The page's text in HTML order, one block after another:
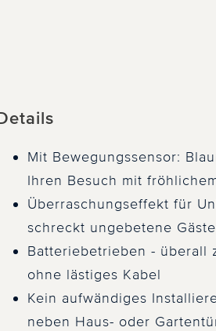
Mit Bewegungssensor:
Ihren Besuch mit
Überraschungseffekt für
schreckt ungebetene
Batteriebetrieben - überall
ohne lästiges Kabel
Kein aufwändiges
neben Haus- oder